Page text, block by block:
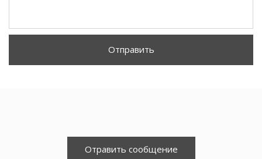
Отправить
Отравить сообщение